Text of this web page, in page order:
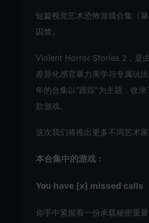
短篇视觉艺术恐怖游戏合集《
囚禁。
Violent Horror Stories 2，是
差异化感官暴力美学与专属玩
年的合集以“跟踪”为主题，收
款游戏。
这次我们将推出更多不同艺术
本合集中的游戏：
You have [x] missed calls
你手中紧握着一份承载秘密重